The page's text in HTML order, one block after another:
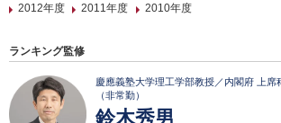
2012年度
2011年度 2010年度
ランキング監修
慶應義塾大学理工学部教授／内閣府 上席
（非常勤）
鈴木秀男